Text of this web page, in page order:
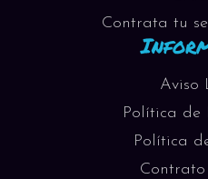
Contrata tu
Aviso
Política de
Política